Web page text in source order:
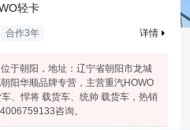
轻卡
合作3年 详情
于朝阳，地址：辽宁省朝阳市龙城
阳华顺品牌专营，主营重汽HOWO
、悍将 载货车、统帅 载货车，热销
咨询。